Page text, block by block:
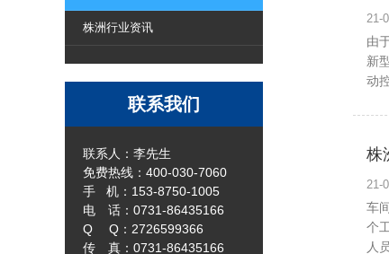
株洲行业资讯
联系我们
联系人：李先生
免费热线：400-030-7060
手 机：153-8750-1005
电 话：0731-86435166
Q Q：2726599366
传 真：0731-86435166
21-
由
新
动
株
21-
车
个
人